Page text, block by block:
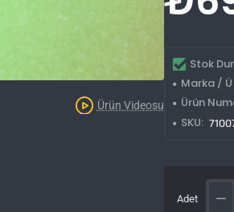
Kargo Bedava
Ürün Videosu
Stok
Marka /
Ürün
SKU:
Adet